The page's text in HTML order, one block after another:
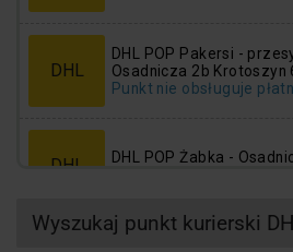
Wyszukaj punkt kurierski